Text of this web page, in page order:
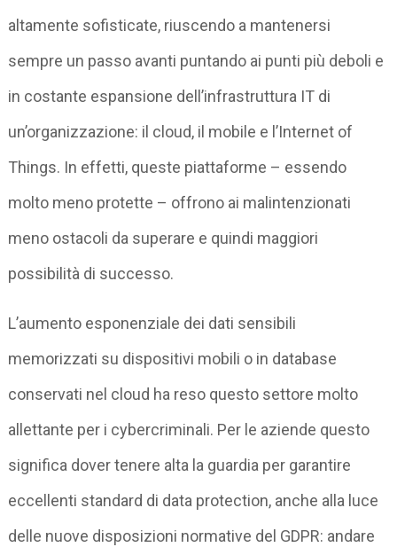
altamente sofisticate, riuscendo a mantenersi
sempre un passo avanti puntando ai punti più deboli e
in costante espansione dell’infrastruttura IT di
un’organizzazione: il cloud, il mobile e l’Internet of
Things. In effetti, queste piattaforme – essendo
molto meno protette – offrono ai malintenzionati
meno ostacoli da superare e quindi maggiori
possibilità di successo.
L’aumento esponenziale dei dati sensibili
memorizzati su dispositivi mobili o in database
conservati nel cloud ha reso questo settore molto
allettante per i cybercriminali. Per le aziende questo
significa dover tenere alta la guardia per garantire
eccellenti standard di data protection, anche alla luce
delle nuove disposizioni normative del GDPR: andare